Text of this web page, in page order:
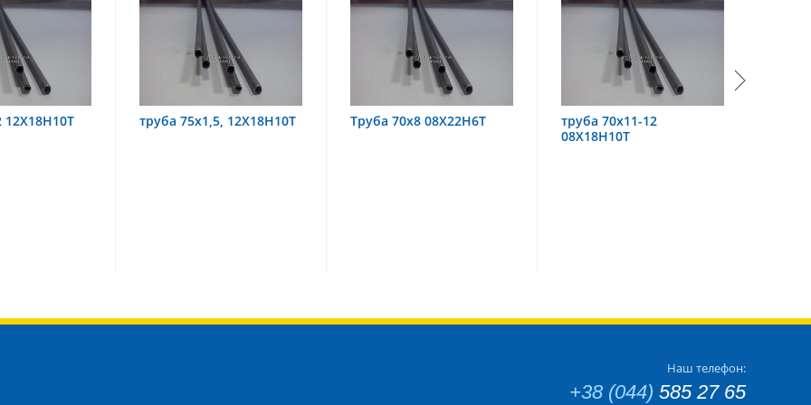
12Х18Н10Т труба 75х1,5, 12Х18Н10Т Труба 70х8 08Х22Н6Т
труба 70х11-12
08Х18Н10Т
Наш телефон:
+38 (044) 585 27 65